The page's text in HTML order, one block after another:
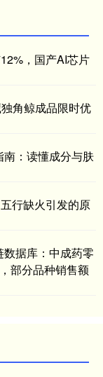
，国产AI芯片
角鲸成品限时优
：读懂成分与肤
行缺火引发的原
据库：中成药零
部分品种销售额